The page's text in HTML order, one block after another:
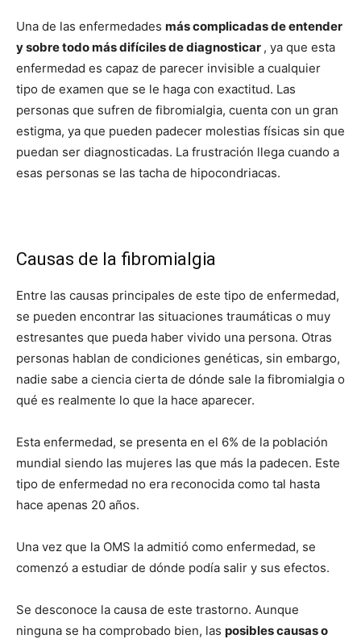
Una de las enfermedades más complicadas de entender
y sobre todo más difíciles de diagnosticar , ya que esta
enfermedad es capaz de parecer invisible a cualquier
tipo de examen que se le haga con exactitud. Las
personas que sufren de fibromialgia, cuenta con un gran
estigma, ya que pueden padecer molestias físicas sin que
puedan ser diagnosticadas. La frustración llega cuando a
esas personas se las tacha de hipocondriacas.
Causas de la fibromialgia
Entre las causas principales de este tipo de enfermedad,
se pueden encontrar las situaciones traumáticas o muy
estresantes que pueda haber vivido una persona. Otras
personas hablan de condiciones genéticas, sin embargo,
nadie sabe a ciencia cierta de dónde sale la fibromialgia o
qué es realmente lo que la hace aparecer.
Esta enfermedad, se presenta en el 6% de la población
mundial siendo las mujeres las que más la padecen. Este
tipo de enfermedad no era reconocida como tal hasta
hace apenas 20 años.
Una vez que la OMS la admitió como enfermedad, se
comenzó a estudiar de dónde podía salir y sus efectos.
Se desconoce la causa de este trastorno. Aunque
ninguna se ha comprobado bien, las posibles causas o